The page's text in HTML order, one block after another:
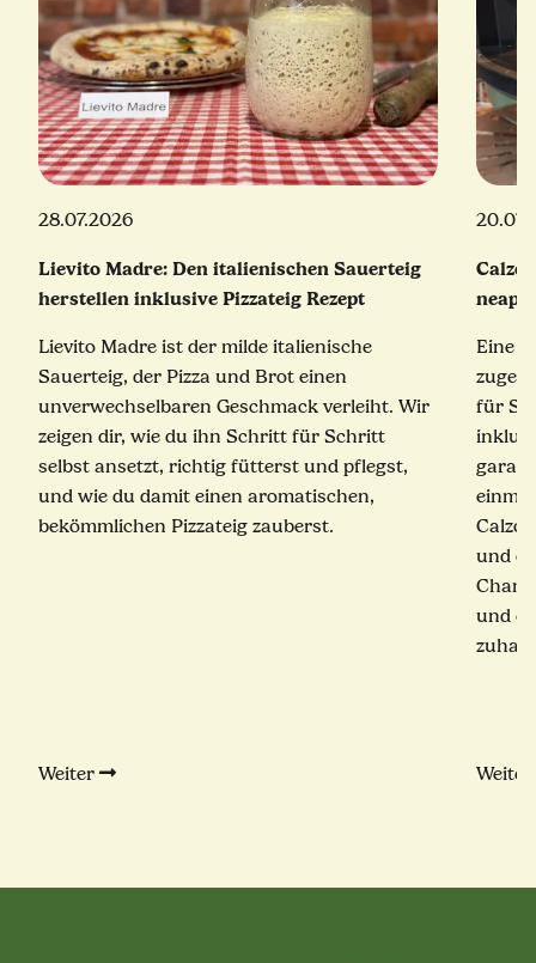
28.07.2026
Lievito Madre: Den italienischen Sauerteig
herstellen inklusive Pizzateig Rezept
Lievito Madre ist der milde italienische
Sauerteig, der Pizza und Brot einen
unverwechselbaren Geschmack verleiht. Wir
zeigen dir, wie du ihn Schritt für Schritt
selbst ansetzt, richtig fütterst und pflegst,
und wie du damit einen aromatischen,
bekömmlichen Pizzateig zauberst.
Weiter
Eine
für
und
und
Weiter